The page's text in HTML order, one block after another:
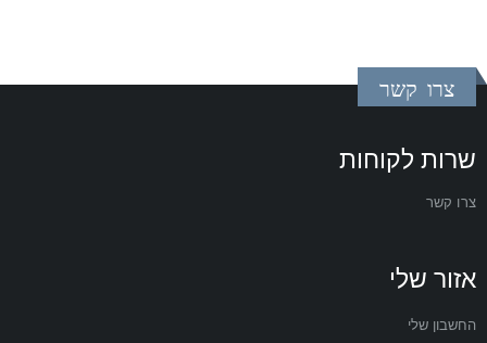
צרו קשר
שרות לקוחות
צרו קשר
אזור שלי
החשבון שלי